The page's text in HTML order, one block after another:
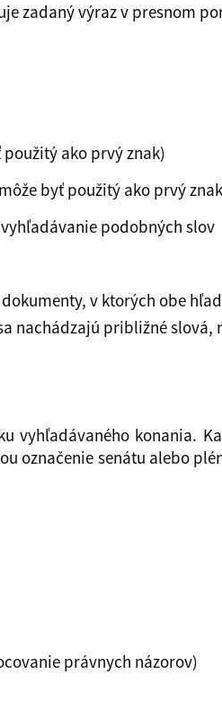
zadaný výraz v presnom
ako prvý znak)
byť použitý ako prvý
podobných slov
v ktorých obe
nachádzajú približné slová,
vyhľadávaného konania.
označenie senátu alebo
právnych názorov)